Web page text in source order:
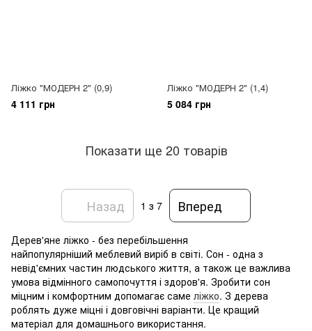
Ліжко "МОДЕРН 2" (0,9)
4 111 грн
Ліжко "МОДЕРН 2" (1,4)
5 084 грн
Показати ще 20 товарів
Назад 1 з 7 Вперед
Дерев'яне ліжко - без перебільшення
найпопулярніший меблевий виріб в світі. Сон - одна з
невід'ємних частин людського життя, а також це важлива
умова відмінного самопочуття і здоров'я. Зробити сон
міцним і комфортним допомагає саме ліжко. З дерева
роблять дуже міцні і довговічні варіанти. Це кращий
матеріал для домашнього використання.